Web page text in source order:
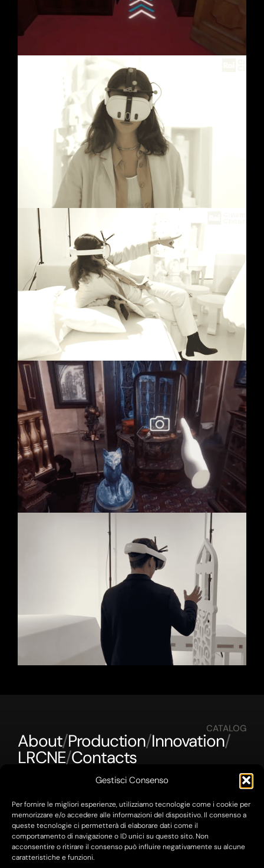
Gestisci Consenso
Per fornire le migliori esperienze, utilizziamo tecnologie come i cookie per
memorizzare e/o accedere alle informazioni del dispositivo. Il consenso a
queste tecnologie ci permetterà di elaborare dati come il
comportamento di navigazione o ID unici su questo sito. Non
acconsentire o ritirare il consenso può influire negativamente su alcune
caratteristiche e funzioni.
CATALOG
About/Production/Innovation/
LRCNE/Contacts
GET IN TOUCH
+39 06 94443017
info@onemore.it
press@onemore.it
SEDE OPERATIVA
Via Fulcieri Paulucci de Calboli, 1, 00195 Roma RM